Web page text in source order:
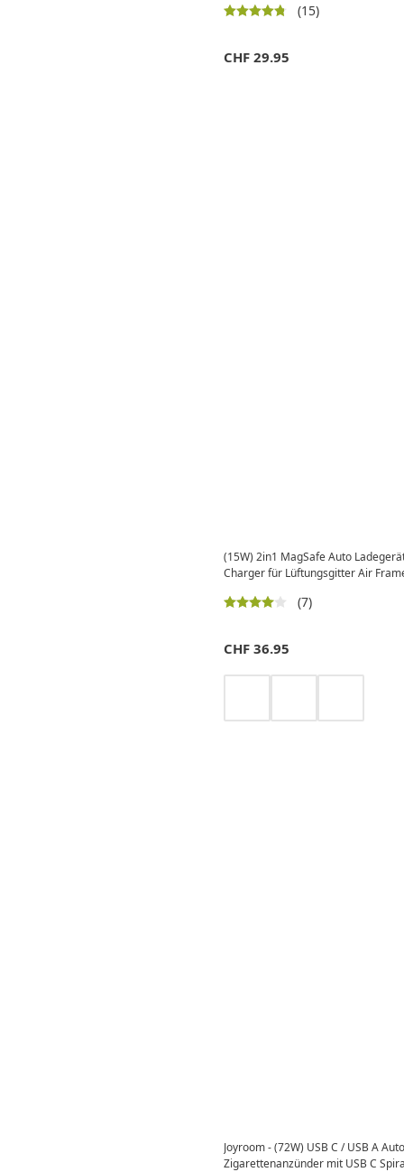
(15)
CHF 29.95
(15W) 2in1 MagSafe Auto
Charger für Lüftungsgitter Air
(7)
CHF 36.95
Joyroom - (72W) USB C / USB A
Zigarettenanzünder mit USB C